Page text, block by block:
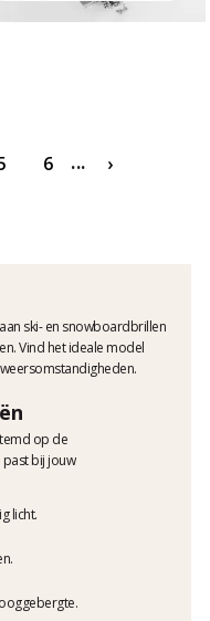
6 ... ›
ski- en snowboardbrillen
Vind het ideale model
op de
bij jouw
licht.